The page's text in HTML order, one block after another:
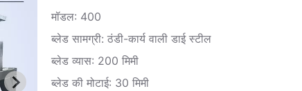
मॉडल: 400
ब्लेड सामग्री: ठंडी-कार्य वाली डाई स्टील
ब्लेड व्यास: 200 मिमी
ब्लेड की मोटाई: 30 मिमी